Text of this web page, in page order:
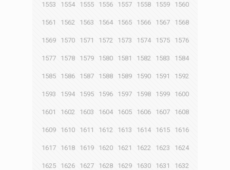
1553 1554 1555 1556 1557 1558 1559 1560
1561 1562 1563 1564 1565 1566 1567 1568
1569 1570 1571 1572 1573 1574 1575 1576
1577 1578 1579 1580 1581 1582 1583 1584
1585 1586 1587 1588 1589 1590 1591 1592
1593 1594 1595 1596 1597 1598 1599 1600
1601 1602 1603 1604 1605 1606 1607 1608
1609 1610 1611 1612 1613 1614 1615 1616
1617 1618 1619 1620 1621 1622 1623 1624
1625 1626 1627 1628 1629 1630 1631 1632